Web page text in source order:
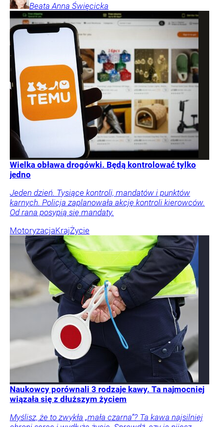
Beata Anna Święcicka
Wielka obława drogówki. Będą kontrolować tylko
jedno
Jeden dzień. Tysiące kontroli, mandatów i punktów
karnych. Policja zaplanowała akcję kontroli kierowców.
Od rana posypią się mandaty.
MotoryzacjaKrajŻycie
Naukowcy porównali 3 rodzaje kawy. Ta najmocniej
wiązała się z dłuższym życiem
Myślisz, że to zwykła „mała czarna”? Ta kawa najsilniej